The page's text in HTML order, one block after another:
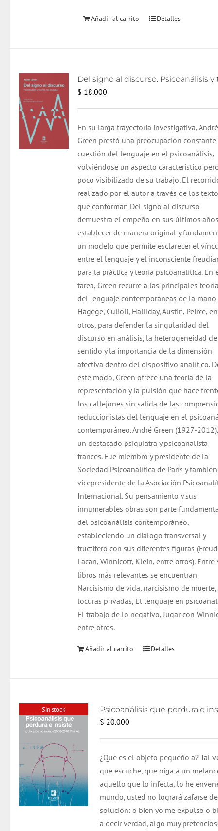
Añadir al carrito Detalles
$ 18.000
En su larga trayectoria investigativa, André
Green prestó una preocupación constante
cuestión del lenguaje en el psicoanálisis,
volviéndose un aspecto característico
poco visibilizado de su trabajo. El
realizado por el autor a través de los
que conforman Del signo al discurso
demuestra el empeño en sus últimos
establecer de manera original y
un modelo que permite esclarecer el
entre el lenguaje y el inconsciente
para la práctica y teoría psicoanalítica. En
tarea, Green recurre a las principales
del lenguaje contemporáneas de la mano
Hagége, Culioli, Halliday, Austin, Peirce,
otros, para defender la singularidad del
discurso en análisis, la heterogeneidad
sentido y la importancia de la dimensión
afectiva dentro del dispositivo analítico.
este modo, Green ofrece una teoría de la
representación y la pulsión que hace
los callejones sin salida de las
reduccionistas del lenguaje en el
contemporáneo. André Green (1927-
un destacado psiquiatra y psicoanalista
francés. Fue miembro y presidente de la
Sociedad Psicoanalítica de París y también
vicepresidente de la Asociación
Internacional. Su pensamiento y sus
innumerables obras son parte
del psicoanálisis contemporáneo,
estableciendo un diálogo transversal y
fructífero con sus diferentes figuras
Lacan, Winnicott, Klein, entre otros). Entre
libros más relevantes se encuentran
Narcisismo de vida, narcisismo de muerte,
locuras privadas, El lenguaje en
El trabajo de lo negativo, Jugar con
entre otros.
Añadir al carrito Detalles
Sin stock
$ 20.000
¿Qué es el objeto pequeño a? Tal
que escuche, que oiga a un
aquello que lo infecta, lo he
mundo, usted no logrará zafarse
solución: o bien yo me expulso o
a decir verdad, algo muy